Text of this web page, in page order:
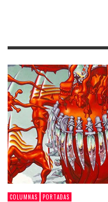
COLUMNAS PORTADAS